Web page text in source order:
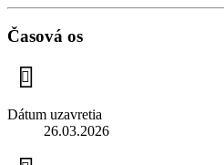
Časová os
Dátum uzavretia
26.03.2026